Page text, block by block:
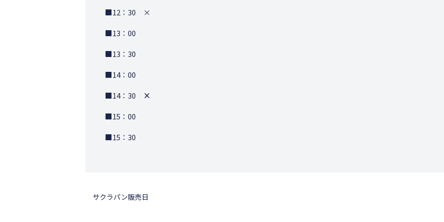
■12：30 ×
■13：00
■13：30
■14：00
■14：30 ×
■15：00
■15：30
サクラパン販売日